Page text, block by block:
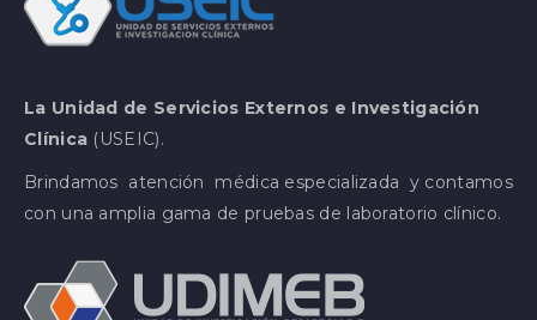
La Unidad de Servicios Externos e Investigación
Clínica (USEIC).
Brindamos atención médica especializada y contamos
con una amplia gama de pruebas de laboratorio clínico.